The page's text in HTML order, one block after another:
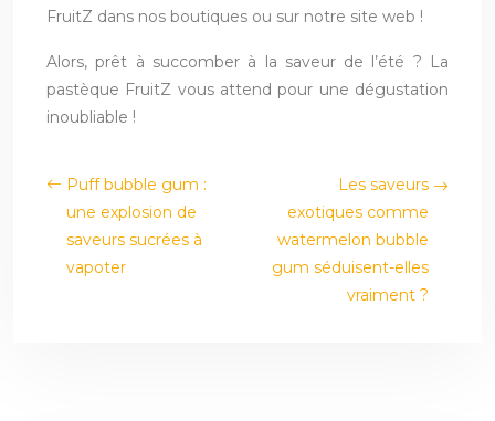
FruitZ dans nos boutiques ou sur notre site web !
Alors, prêt à succomber à la saveur de l’été ? La
pastèque FruitZ vous attend pour une dégustation
inoubliable !
Puff bubble gum :
une explosion de
saveurs sucrées à
vapoter
Les saveurs
exotiques comme
watermelon bubble
gum séduisent-elles
vraiment ?